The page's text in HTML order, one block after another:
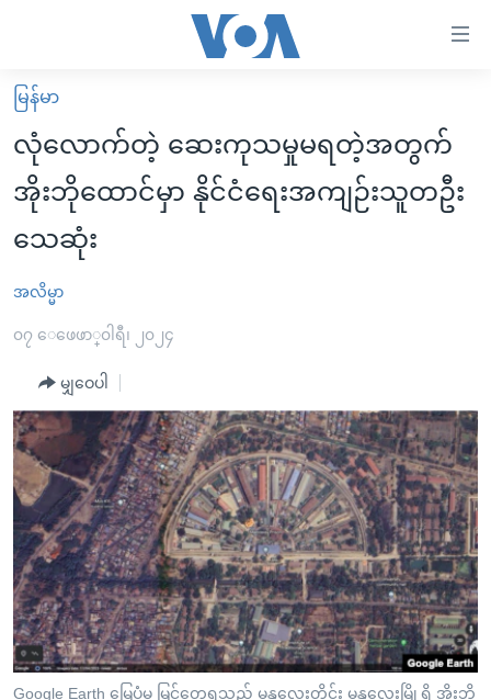
လွယ်ကူ
စေ
သည့်
Link
များ
ပင်မ
အကြောင်းအရာ
ကျော်
ကြည့်
ရန်
ပင်မ
အ
ညွန်း
စာမျက်နှာ
သို့
ကျော်
ကြည့်
ရန်
မူလစာမျက်နှာ
မြန်မာ
ကမ္ဘာ့သတင်းများ
နိုင်ငံတကာ
အစ္စရေး-ပါလက်စတိုင်း
ဗွီဒီယို
အင်္ဂလိပ်စာလေ့လာမယ်
အမေရိကန်သုံးအီဒီယံ
မကြေးမုံရဲ့ အင်္ဂလိပ်စာ
ရုပ်ရှင်ထဲက အင်္ဂလိပ်စာ
သုတပဒေသာ အင်္ဂလိပ်စာ
အပတ်စဉ်ကဏ္ဍများ
ရေဒီယို
တီဗွီ
ရေဒီယိုနှင့်ရုပ်သံ အချက်အလက်များ
ရေဒီယို/တီဗွီအစီအစဉ်
Learning English
ဗွီအိုအေ လူမှုကွန်ယက်များ
ဘာသာစကားများ
မြန်မာ
လုံလောက်တဲ့ ဆေးကုသမှုမရတဲ့အတွက်
အိုးဘိုထောင်မှာ နိုင်ငံရေးအကျဉ်းသူတဦး
သေဆုံး
အလိမ္မာ
၀၇ ေဖေဖာ္၀ါရီ၊ ၂၀၂၄
မျှဝေပါ
Google Earth မြေပုံမှ မြင်တွေ့ရသည့် မန္တလေးတိုင်း မန္တလေးမြို့ရှိ အိုးဘို